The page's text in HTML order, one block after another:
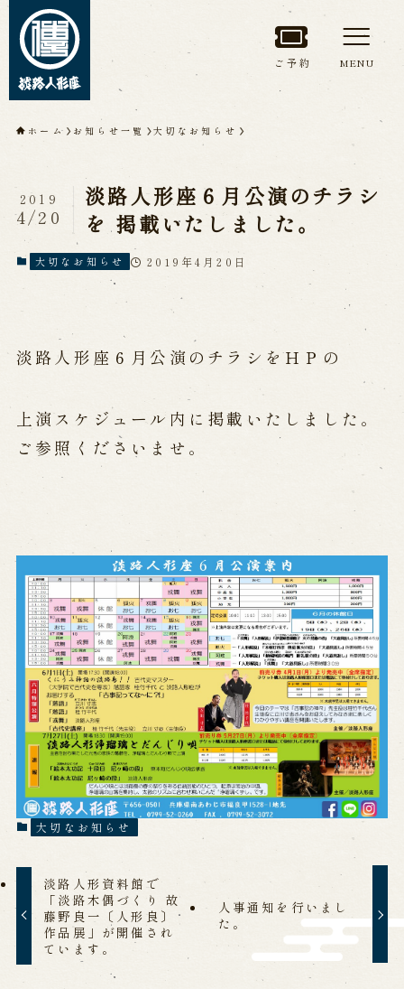
トップページ
淡路人形座について
淡路人形座とは
座員紹介
人間国宝 故鶴澤友路師匠
淡路人形座の成り立ち
淡路人形座で研修した人々
淡路人形浄瑠璃を受け継いで
公演情報
公演カレンダー
開催中の公演
近日開催の公演
海外旅行客向け特別公演「くにうみ」
歴史
淡路島と国生み神話
淡路人形浄瑠璃の歴史
淡路人形独自の演目
淡路人形の広がり
南あわじ市の伝統芸能
ご利用案内
営業日時・料金
お問い合わせ
よくあるご質問
メールでお問い合わせ
お電話でお問い合わせ
ご予約 MENU
ホーム お知らせ一覧 大切なお知らせ
淡路人形座６月公演のチラシ
を 掲載いたしました。
2019
4/20
大切なお知らせ 2019年4月20日
淡路人形座６月公演のチラシをＨＰの
上演スケジュール内に掲載いたしました。
ご参照くださいませ。
大切なお知らせ
淡路人形資料館で
「淡路木偶づくり 故
藤野良一〔人形良〕
作品展」が開催され
ています。
人事通知を行いまし
た。